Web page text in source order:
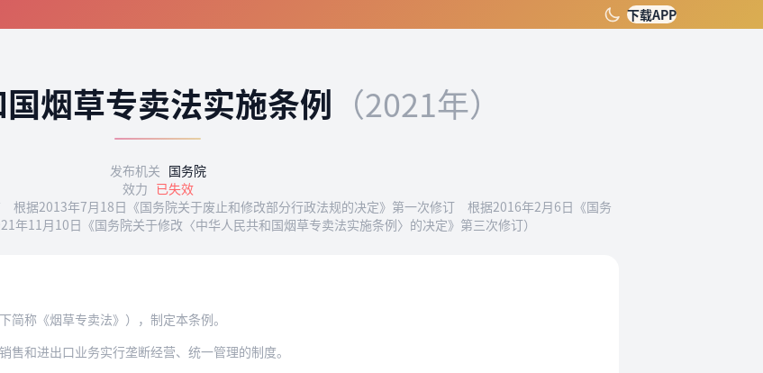
下载APP
烟草专卖法实施条例 （2021年）
发布机关 国务院
效力 已失效
根据2013年7月18日《国务院关于废止和修改部分行政法规的决定》第一次修订 根据2016年2月6日《国务
11月10日《国务院关于修改〈中华人民共和国烟草专卖法实施条例〉的决定》第三次修订）
称《烟草专卖法》），制定本条例。
和进出口业务实行垄断经营、统一管理的制度。